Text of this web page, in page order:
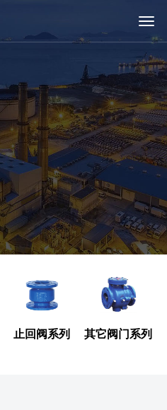
止回阀系列 其它阀门系列